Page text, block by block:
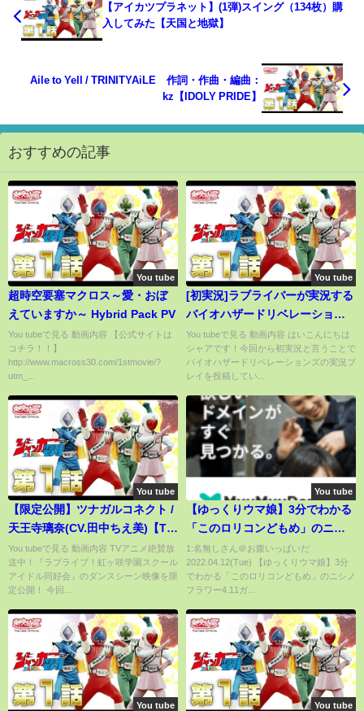
【アイカツプラネット】(1弾)スイング（134枚）購
入してみた【天国と地獄】
Aile to Yell / TRINITYAiLE 作詞・作曲・編曲：
kz【IDOLY PRIDE】
おすすめの記事
You tube
超時空要塞マクロス～愛・おぼ
えていますか～ Hybrid Pack PV
You tubeで見る 動画内容 【公式サイトは
コチラ！！】
http://www.macross30.com/1stmovie/?
utm_...
You tube
[初実況]ラブライバーが実況する
バイオハザードリベレーション
ズ２♯１
You tubeで見る 動画内容 はいこんにちは
シャアです！今回から初実況と言うことで
バイオハザードリベレーションズの実況プ
レイを投稿してい...
You tube
【限定公開】ツナガルコネクト /
天王寺璃奈(CV.田中ちえ美)【TV
アニメ『ラブライブ！虹ヶ咲学
園スクールアイドル同好会』第6
話ダンスシーン映像】
You tubeで見る 動画内容 TVアニメ絶賛放
送中！『ラブライブ！虹ヶ咲学園スクール
アイドル同好会』のダンスシーン映像を限
定公開！ 今回...
You tube
【ゆっくりウマ娘】3分でわかる
「このロリコンどもめ」のニシ
ノフラワー4.11ガチャ解説
【biimシステム】
1:名無しさん＠お腹いっぱいだ
2022.04.12(Tue) 【ゆっくりウマ娘】3分
でわかる「このロリコンどもめ」のニシノ
フラワー4.11ガ...
You tube You tube